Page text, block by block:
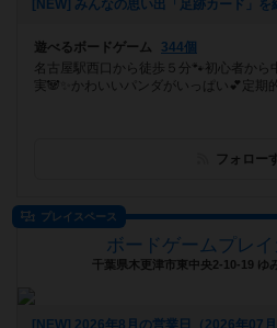
遊べるボードゲーム
344個
名古屋駅西口から徒歩５分🐾初心者から
実🐼✨かわいいパンダがいっぱい💕定期
フォロー
プレイスペース
ボードゲームプレ
千葉県木更津市東中央2-10-19 ゆ
[NEW] 2026年8月の営業日（2026年07月